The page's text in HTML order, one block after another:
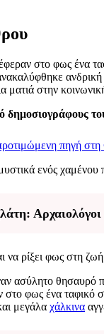
έφεραν στο φως
στην
δημοσιογράφους
πηγή στη
ενός
ρίξει φως στη ζωή
ασύλητο θησαυρό
στο φως ένα
μεγάλα χάλκινα